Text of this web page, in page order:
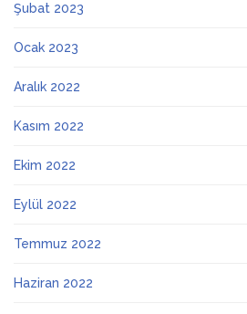
Şubat 2023
Ocak 2023
Aralık 2022
Kasım 2022
Ekim 2022
Eylül 2022
Temmuz 2022
Haziran 2022